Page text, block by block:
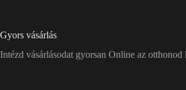
Gyors vásárlás
Intézd vásárlásodat gyorsan Online az